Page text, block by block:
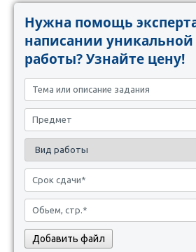
Нужна помощь
написании уникальной
работы? Узнайте цену!
Добавить файл